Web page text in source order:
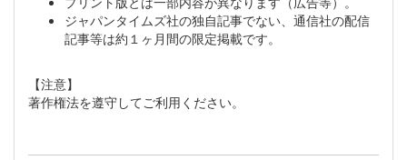
ジャパンタイムズ社の独自記事でない、通信社の配信
記事等は約１ヶ月間の限定掲載です。
【注意】
著作権法を遵守してご利用ください。